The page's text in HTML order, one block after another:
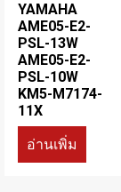
YAMAHA
AME05-E2-
PSL-13W
AME05-E2-
PSL-10W
KM5-M7174-
11X
อ่านเพิ่ม